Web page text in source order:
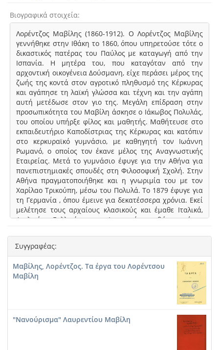
Βιογραφικά στοιχεία
Λορέντζος Μαβίλης (1860-1912). Ο Λορέντζος Μαβίλης
γεννήθηκε στην Ιθάκη το 1860, όπου υπηρετούσε τότε ο
δικαστικός πατέρας του Παύλος με καταγωγή από την
Ισπανία. Η μητέρα του, που καταγόταν από την
αρχοντική οικογένεια Δούσμανη, είχε περάσει μέρος της
ζωής της κοντά στον αγροτικό πληθυσμό της Κέρκυρας
και αγάπησε τη λαϊκή γλώσσα και τέχνη και την αγάπη
αυτή μετέδωσε στον γιο της. Μεγάλη επίδραση στην
προσωπικότητα του Μαβίλη άσκησε ο Ιάκωβος Πολυλάς,
του οποίου υπήρξε φίλος και μαθητής. Μαθήτευσε στο
εκπαιδευτήριο Καποδίστριας της Κέρκυρας και κατόπιν
στο κερκυραϊκό γυμνάσιο, με καθηγητή τον Ιωάννη
Ρωμανό, ο οποίος τον έκανε μέλος της Αναγνωστικής
Εταιρείας. Μετά το γυμνάσιο έφυγε για την Αθήνα για
πανεπιστημιακές σπουδές στη Φιλοσοφική Σχολή. Στην
Αθήνα πραγματοποιήθηκε και η γνωριμία του με τον
Χαρίλαο Τρικούπη, μέσω του Πολυλά. Το 1879 έφυγε για
τη Γερμανία , όπου έμεινε για δεκατέσσερα χρόνια. Εκεί
μελέτησε τους αρχαίους κλασικούς και έμαθε Ιταλικά,
Αγγλικά, Γαλλικά και Ισπανικά, καθώς επίσης
σπουδές του και το 1890 πήρε το διδακτορικό του
δίπλωμα από το πανεπιστήμιο του Erlangen. Το 1893
επέστρεψε στην Κέρκυρα όπου εντάχτηκε στην
Κερκυραϊκή Σχολή, συνδέθηκε δε ιδιαιτέρως με τον Κων/
νο Θεοτόκη. Κατόπιν στρατεύτηκε και το 1896 έγινε
μέλος της Εθνικής Εταιρείας . Το 1897 έφυγε για την
Κρήτη προς ενίσχυση του εκεί επαναστατικού
κινήματος και κατέληξε στην Ήπειρο επικεφαλής
σώματος ανταρτών. Στις εκλογές του 1910 απέκτησε
βουλευτικό αξίωμα με το κόμμα των Φιλελευθέρων και
από αυτή τη θέση αγωνίστηκε για την καθιέρωση της
Συγγραφέας:
Μαβίλης, Λορέντζος. Τα έργα του Λορέντσου
Μαβίλη
"Νανούρισμα" Λαυρεντίου Μαβίλη